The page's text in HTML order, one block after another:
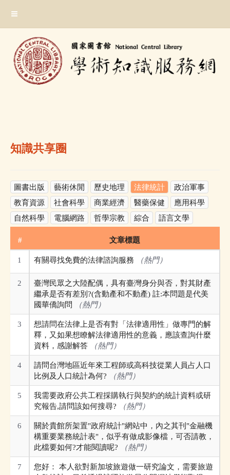
主
知識共享圈
圖書出版 藝術休閒 歷史地理 法律統計
政治軍事
教育資源
社會科學 商業經濟 醫藥保健
應用科學
自然科學
電腦網路 哲學宗教 綜合 語言文學
# 文章標題
1 有關尋找免費的法律諮詢服務 （熱門）
2
臺灣民眾之大陸配偶，具有臺灣身分與否，對其財產
繼承是否有差別?(含動產和不動產) 註:本問題是代美
國華僑詢問
（熱門）
3
想請問在法律上是否有對「法律適用性」做專門的解
釋，又如果想瞭解法律適用性的意義，應該查詢什麼
資料，感謝解答
（熱門）
4
請問台灣地區近年來工程師或高科技從業人員占人口
比例及人口統計為何?
（熱門）
5
我需要政府公共工程採購執行與契約的統計資料或研
究報告,請問該如何搜尋?
（熱門）
6
關於貴館所架置"政府統計"網站中，內之其刊"金融機
構重要業務統計表"，似乎有做成影像檔，可否請教，
此檔要如何?才能閱讀呢?
（熱門）
7
您好： 本人欲對新加坡旅遊做一研究論文，需要旅遊